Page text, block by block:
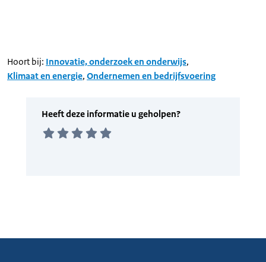
Hoort bij: Innovatie, onderzoek en onderwijs,
Klimaat en energie, Ondernemen en bedrijfsvoering